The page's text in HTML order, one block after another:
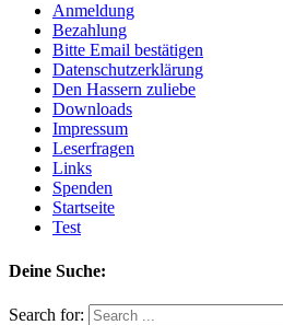
Anmeldung
Bezahlung
Bitte Email bestätigen
Datenschutzerklärung
Den Hassern zuliebe
Downloads
Impressum
Leserfragen
Links
Spenden
Startseite
Test
Deine Suche:
Search for: